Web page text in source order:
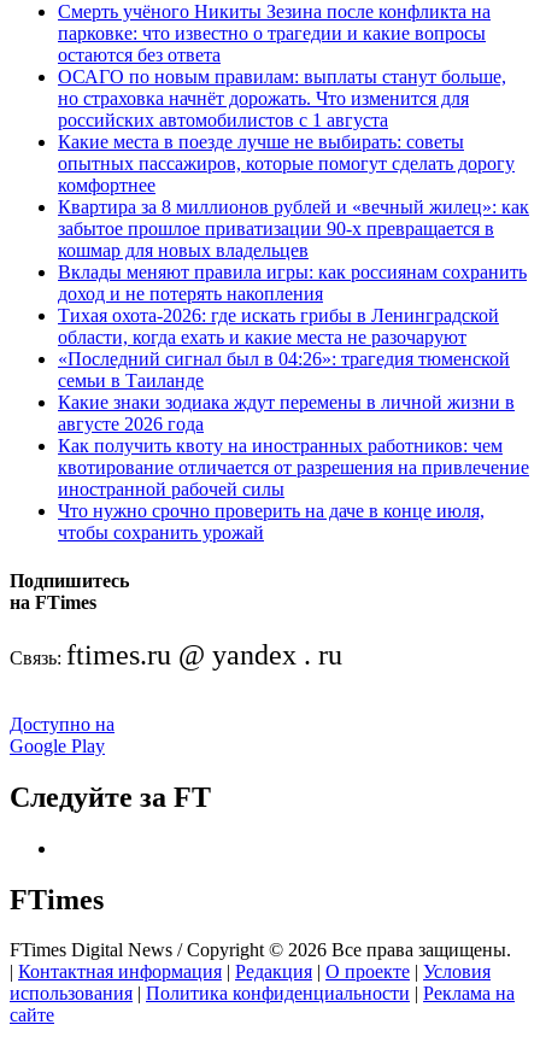
Смерть учёного Никиты Зезина после конфликта на
парковке: что известно о трагедии и какие вопросы
остаются без ответа
ОСАГО по новым правилам: выплаты станут больше,
но страховка начнёт дорожать. Что изменится для
российских автомобилистов с 1 августа
Какие места в поезде лучше не выбирать: советы
опытных пассажиров, которые помогут сделать дорогу
комфортнее
Квартира за 8 миллионов рублей и «вечный жилец»: как
забытое прошлое приватизации 90-х превращается в
кошмар для новых владельцев
Вклады меняют правила игры: как россиянам сохранить
доход и не потерять накопления
Тихая охота-2026: где искать грибы в Ленинградской
области, когда ехать и какие места не разочаруют
«Последний сигнал был в 04:26»: трагедия тюменской
семьи в Таиланде
Какие знаки зодиака ждут перемены в личной жизни в
августе 2026 года
Как получить квоту на иностранных работников: чем
квотирование отличается от разрешения на привлечение
иностранной рабочей силы
Что нужно срочно проверить на даче в конце июля,
чтобы сохранить урожай
Подпишитесь
на FTimes
Связь: ftimes.ru @ yandex . ru
Доступно на
Google Play
Следуйте за FT
FTimes
FTimes Digital News / Copyright © 2026 Все права защищены.
Контактная информация Редакция О проекте
Условия
использования
Политика конфиденциальности
Реклама на
сайте